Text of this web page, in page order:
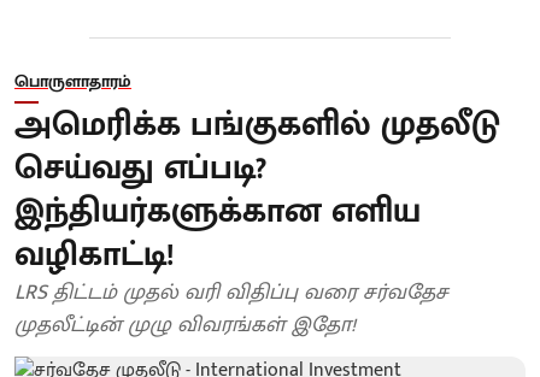
பொருளாதாரம்
அமெரிக்க பங்குகளில் முதலீடு
செய்வது எப்படி?
இந்தியர்களுக்கான எளிய
வழிகாட்டி!
LRS திட்டம் முதல் வரி விதிப்பு வரை சர்வதேச
முதலீட்டின் முழு விவரங்கள் இதோ!